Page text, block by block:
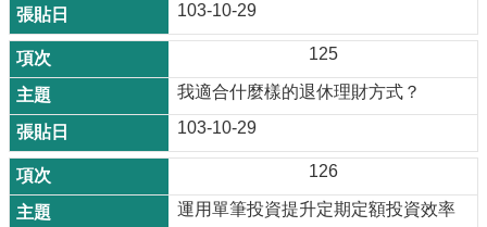
103-10-29
125
我適合什麼樣的退休理財方式？
103-10-29
126
運用單筆投資提升定期定額投資效率